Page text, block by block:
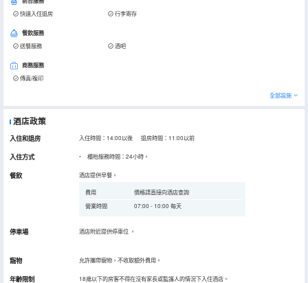
快速入住退房 行李寄存
餐飲服務
送餐服務 酒吧
商務服務
傳真/複印
全部設施
酒店政策
入住和退房 入住時間：14:00以後 退房時間：11:00以前
入住方式 櫃枱服務時間：24小時。
餐飲 酒店提供早餐。
費用
價格請直接向酒店查詢
營業時間
07:00 - 10:00 每天
停車場 酒店附近提供停車位 。
寵物 允許攜帶寵物，不收取額外費用。
年齡限制 18歲以下的房客不得在沒有家長或監護人的情況下入住酒店。